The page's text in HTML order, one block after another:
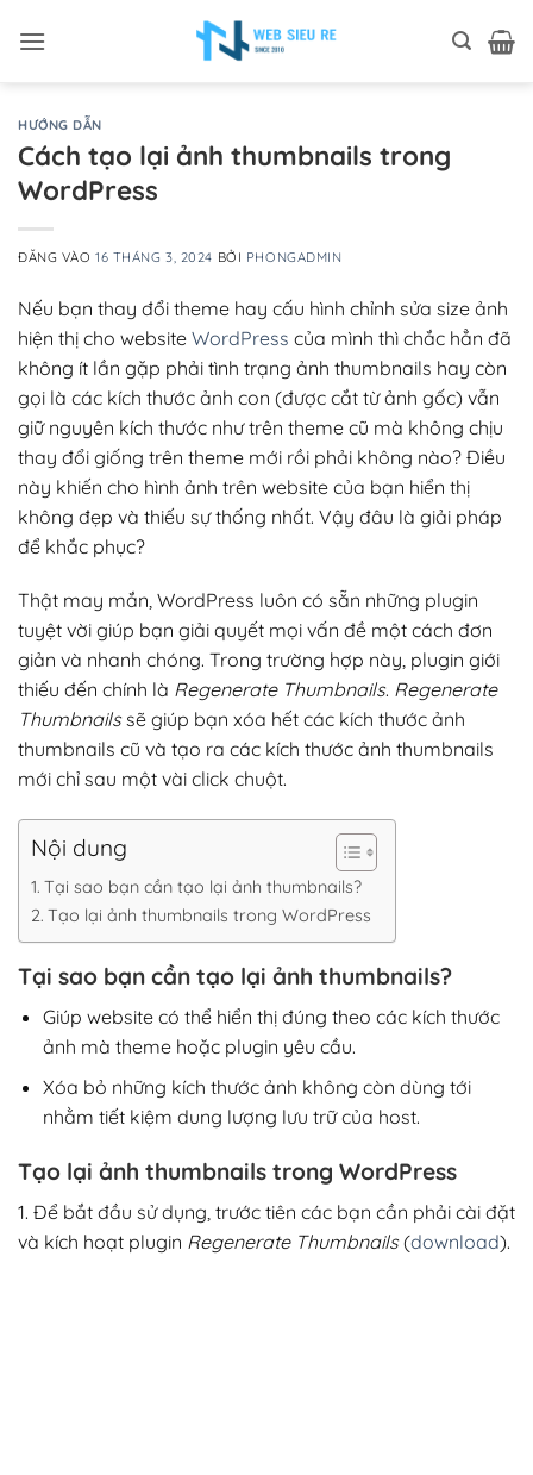
qua
HƯỚNG DẪN
Cách tạo lại ảnh thumbnails trong
WordPress
ĐĂNG VÀO16 THÁNG 3, 2024 BỞI PHONGADMIN
Nếu bạn thay đổi theme hay cấu hình chỉnh sửa size ảnh
hiện thị cho website WordPress của mình thì chắc hẳn đã
không ít lần gặp phải tình trạng ảnh thumbnails hay còn
gọi là các kích thước ảnh con (được cắt từ ảnh gốc) vẫn
giữ nguyên kích thước như trên theme cũ mà không chịu
thay đổi giống trên theme mới rồi phải không nào? Điều
này khiến cho hình ảnh trên website của bạn hiển thị
không đẹp và thiếu sự thống nhất. Vậy đâu là giải pháp
để khắc phục?
Thật may mắn, WordPress luôn có sẵn những plugin
tuyệt vời giúp bạn giải quyết mọi vấn đề một cách đơn
giản và nhanh chóng. Trong trường hợp này, plugin giới
thiếu đến chính là Regenerate Thumbnails. Regenerate
Thumbnailssẽ giúp bạn xóa hết các kích thước ảnh
thumbnails cũ và tạo ra các kích thước ảnh thumbnails
mới chỉ sau một vài click chuột.
Nội dung
Tại sao bạn cần tạo lại ảnh thumbnails?
Tạo lại ảnh thumbnails trong WordPress
Tại sao bạn cần tạo lại ảnh thumbnails?
Giúp website có thể hiển thị đúng theo các kích thước
ảnh mà theme hoặc plugin yêu cầu.
Xóa bỏ những kích thước ảnh không còn dùng tới
nhằm tiết kiệm dung lượng lưu trữ của host.
Tạo lại ảnh thumbnails trong WordPress
1. Để bắt đầu sử dụng, trước tiên các bạn cần phải cài đặt
và kích hoạt plugin Regenerate Thumbnails(download).